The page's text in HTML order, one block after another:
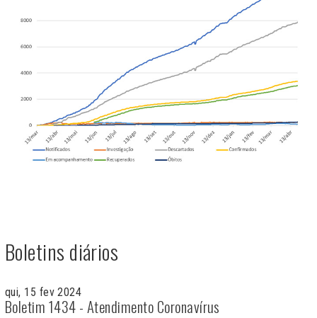
Boletins diários
qui, 15 fev 2024
Boletim 1434 - Atendimento Coronavírus